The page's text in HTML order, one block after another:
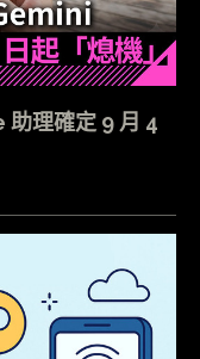
理確定 9 月 4